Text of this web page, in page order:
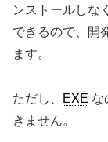
ンストールしな
できるので、開
ます。
ただし、 EXE な
きません。